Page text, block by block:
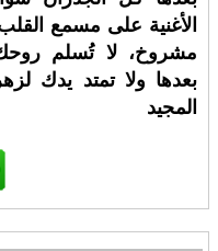
الأغنية على مسمع
مشروخ، لا تُسلم
بعدها ولا تمتد يدك
المجيد